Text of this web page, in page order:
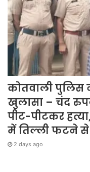
कोतवाली पुलिस
खुलासा – चंद
पीट-पीटकर
में तिल्ली फटने से
2 days ago